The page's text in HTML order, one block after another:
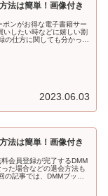
法は簡単！画像付き
ンがお得な電子書籍サー
いしたい時などに嬉しい割
の仕方に関しても分かって
2023.06.03
法は簡単！画像付き
会員登録が完了するDMM
た場合などの退会方法も
記事では、DMMブック